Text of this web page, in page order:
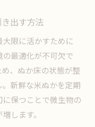
出す方法
限に活かすために
最適化が不可欠で
、ぬか床の状態が整
新鮮な米ぬかを定期
保つことで微生物の
します。